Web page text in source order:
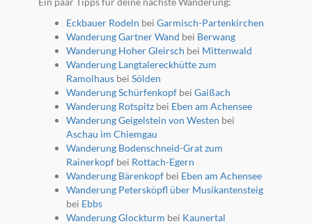
Eckbauer Rodeln bei Garmisch-Partenkirchen
Wanderung Gartner Wand bei Berwang
Wanderung Hoher Gleirsch bei Mittenwald
Wanderung Langtalereckhütte zum
Ramolhausbei Sölden
Wanderung Schürfenkopfbei Gaißach
Wanderung Rotspitzbei Eben am Achensee
Wanderung Geigelstein von Westen bei
Aschau im Chiemgau
Wanderung Bodenschneid-Grat zum
Rainerkopfbei Rottach-Egern
Wanderung Bärenkopfbei Eben am Achensee
Wanderung Petersköpfl über Musikantensteig
bei Ebbs
Wanderung Glockturm bei Kaunertal